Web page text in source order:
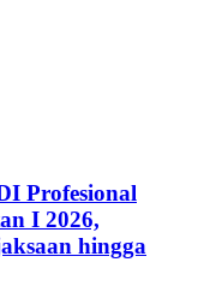
Profesional
I 2026,
hingga